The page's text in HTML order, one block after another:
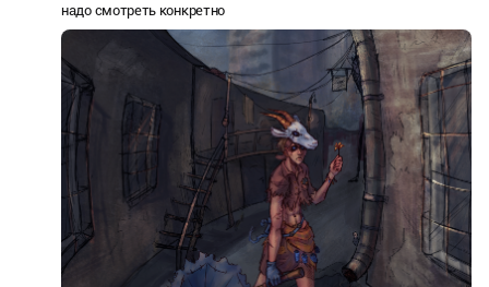
надо смотреть конкретно